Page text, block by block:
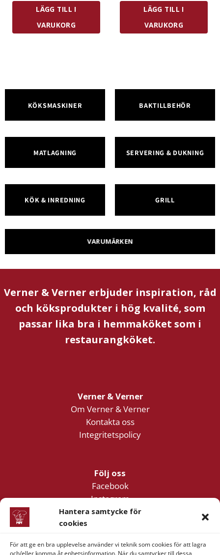
Hantera samtycke för
cookies
För att ge en bra upplevelse använder vi teknik som cookies för att lagra
och/eller komma åt enhetsinformation. När du samtycker till dessa
LÄGG TILL I
VARUKORG
LÄGG TILL I
VARUKORG
KÖKSMASKINER BAKTILLBEHÖR
MATLAGNING SERVERING & DUKNING
KÖK & INREDNING GRILL
VARUMÄRKEN
Verner & Verner erbjuder inspiration, råd
och köksprodukter i hög kvalité, som
passar lika bra i hemmaköket som i
restaurangköket.
Verner & Verner
Om Verner & Verner
Kontakta oss
Integritetspolicy
Följ oss
Facebook
Instagram
YouTube
Företagsinformation